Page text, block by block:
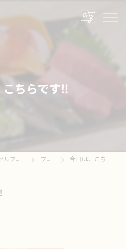
ちらです‼️
東京都南大塚の居酒屋ならセルフ酒場たむさん ブログ 今日は、こちらです‼️